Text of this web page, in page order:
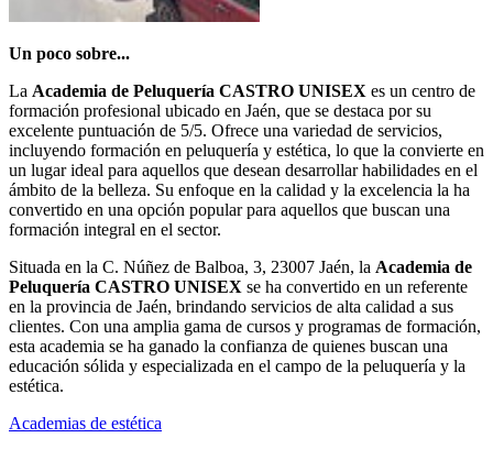
Un poco sobre...
La Academia de Peluquería CASTRO UNISEX es un centro de
formación profesional ubicado en Jaén, que se destaca por su
excelente puntuación de 5/5. Ofrece una variedad de servicios,
incluyendo formación en peluquería y estética, lo que la convierte en
un lugar ideal para aquellos que desean desarrollar habilidades en el
ámbito de la belleza. Su enfoque en la calidad y la excelencia la ha
convertido en una opción popular para aquellos que buscan una
formación integral en el sector.
Situada en la C. Núñez de Balboa, 3, 23007 Jaén, la Academia de
Peluquería CASTRO UNISEX se ha convertido en un referente
en la provincia de Jaén, brindando servicios de alta calidad a sus
clientes. Con una amplia gama de cursos y programas de formación,
esta academia se ha ganado la confianza de quienes buscan una
educación sólida y especializada en el campo de la peluquería y la
estética.
Academias de estética